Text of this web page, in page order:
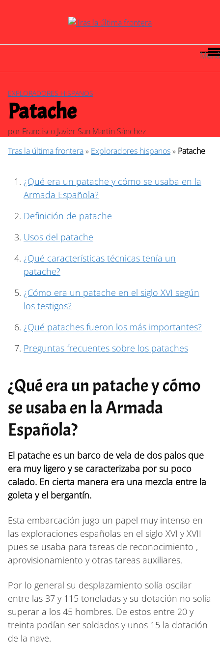
Menú
EXPLORADORES HISPANOS
Patache
por Francisco Javier San Martín Sánchez
Tras la última frontera» Exploradores hispanos» Patache
¿Qué era un patache y cómo se usaba en la
Armada Española?
Definición de patache
Usos del patache
¿Qué características técnicas tenía un
patache?
¿Cómo era un patache en el siglo XVI según
los testigos?
¿Qué pataches fueron los más importantes?
Preguntas frecuentes sobre los pataches
¿Qué era un patache y cómo
se usaba en la Armada
Española?
El patache es un barco de vela de dos palos que
era muy ligero y se caracterizaba por su poco
calado. En cierta manera era una mezcla entre la
goleta y el bergantín.
Esta embarcación jugo un papel muy intenso en
las exploraciones españolas en el siglo XVI y XVII
pues se usaba para tareas de reconocimiento ,
aprovisionamiento y otras tareas auxiliares.
Por lo general su desplazamiento solía oscilar
entre las 37 y 115 toneladas y su dotación no solía
superar a los 45 hombres. De estos entre 20 y
treinta podían ser soldados y unos 15 la dotación
de la nave.